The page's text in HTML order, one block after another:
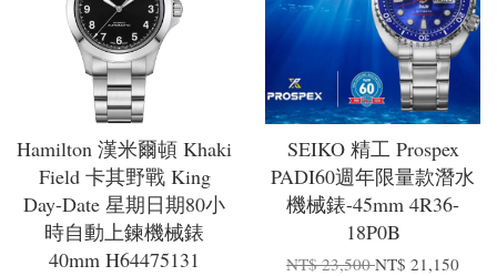
Hamilton 漢米爾頓 Khaki
Field 卡其野戰 King
Day-Date 星期日期80小
時自動上鍊機械錶
40mm H64475131
SEIKO 精工 Prospex
PADI60週年限量款潛水
機械錶-45mm 4R36-
18P0B
NT$ 23,500NT$ 21,150